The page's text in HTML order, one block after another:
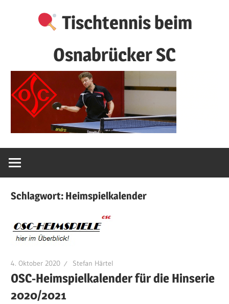
Tischtennis beim
Osnabrücker SC
Schlagwort: Heimspielkalender
4. Oktober 2020 Stefan Härtel
OSC-Heimspielkalender für die Hinserie
2020/2021